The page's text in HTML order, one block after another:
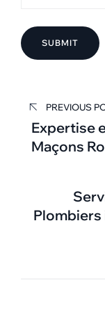
de
PREVIOUS
Expertise
Maçons